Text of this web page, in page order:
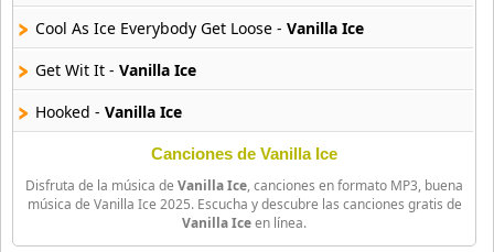
Guariboa
3 músicas online
Gucci Mane
33 músicas online
Jaden Smith
8 músicas online
Cool As Ice Everybody Get Loose - Vanilla Ice
Get Wit It - Vanilla Ice
Hooked - Vanilla Ice
Canciones de Vanilla Ice
Disfruta de la música de Vanilla Ice, canciones en formato MP3, buena
música de Vanilla Ice 2025. Escucha y descubre las canciones gratis de
Vanilla Iceen línea.